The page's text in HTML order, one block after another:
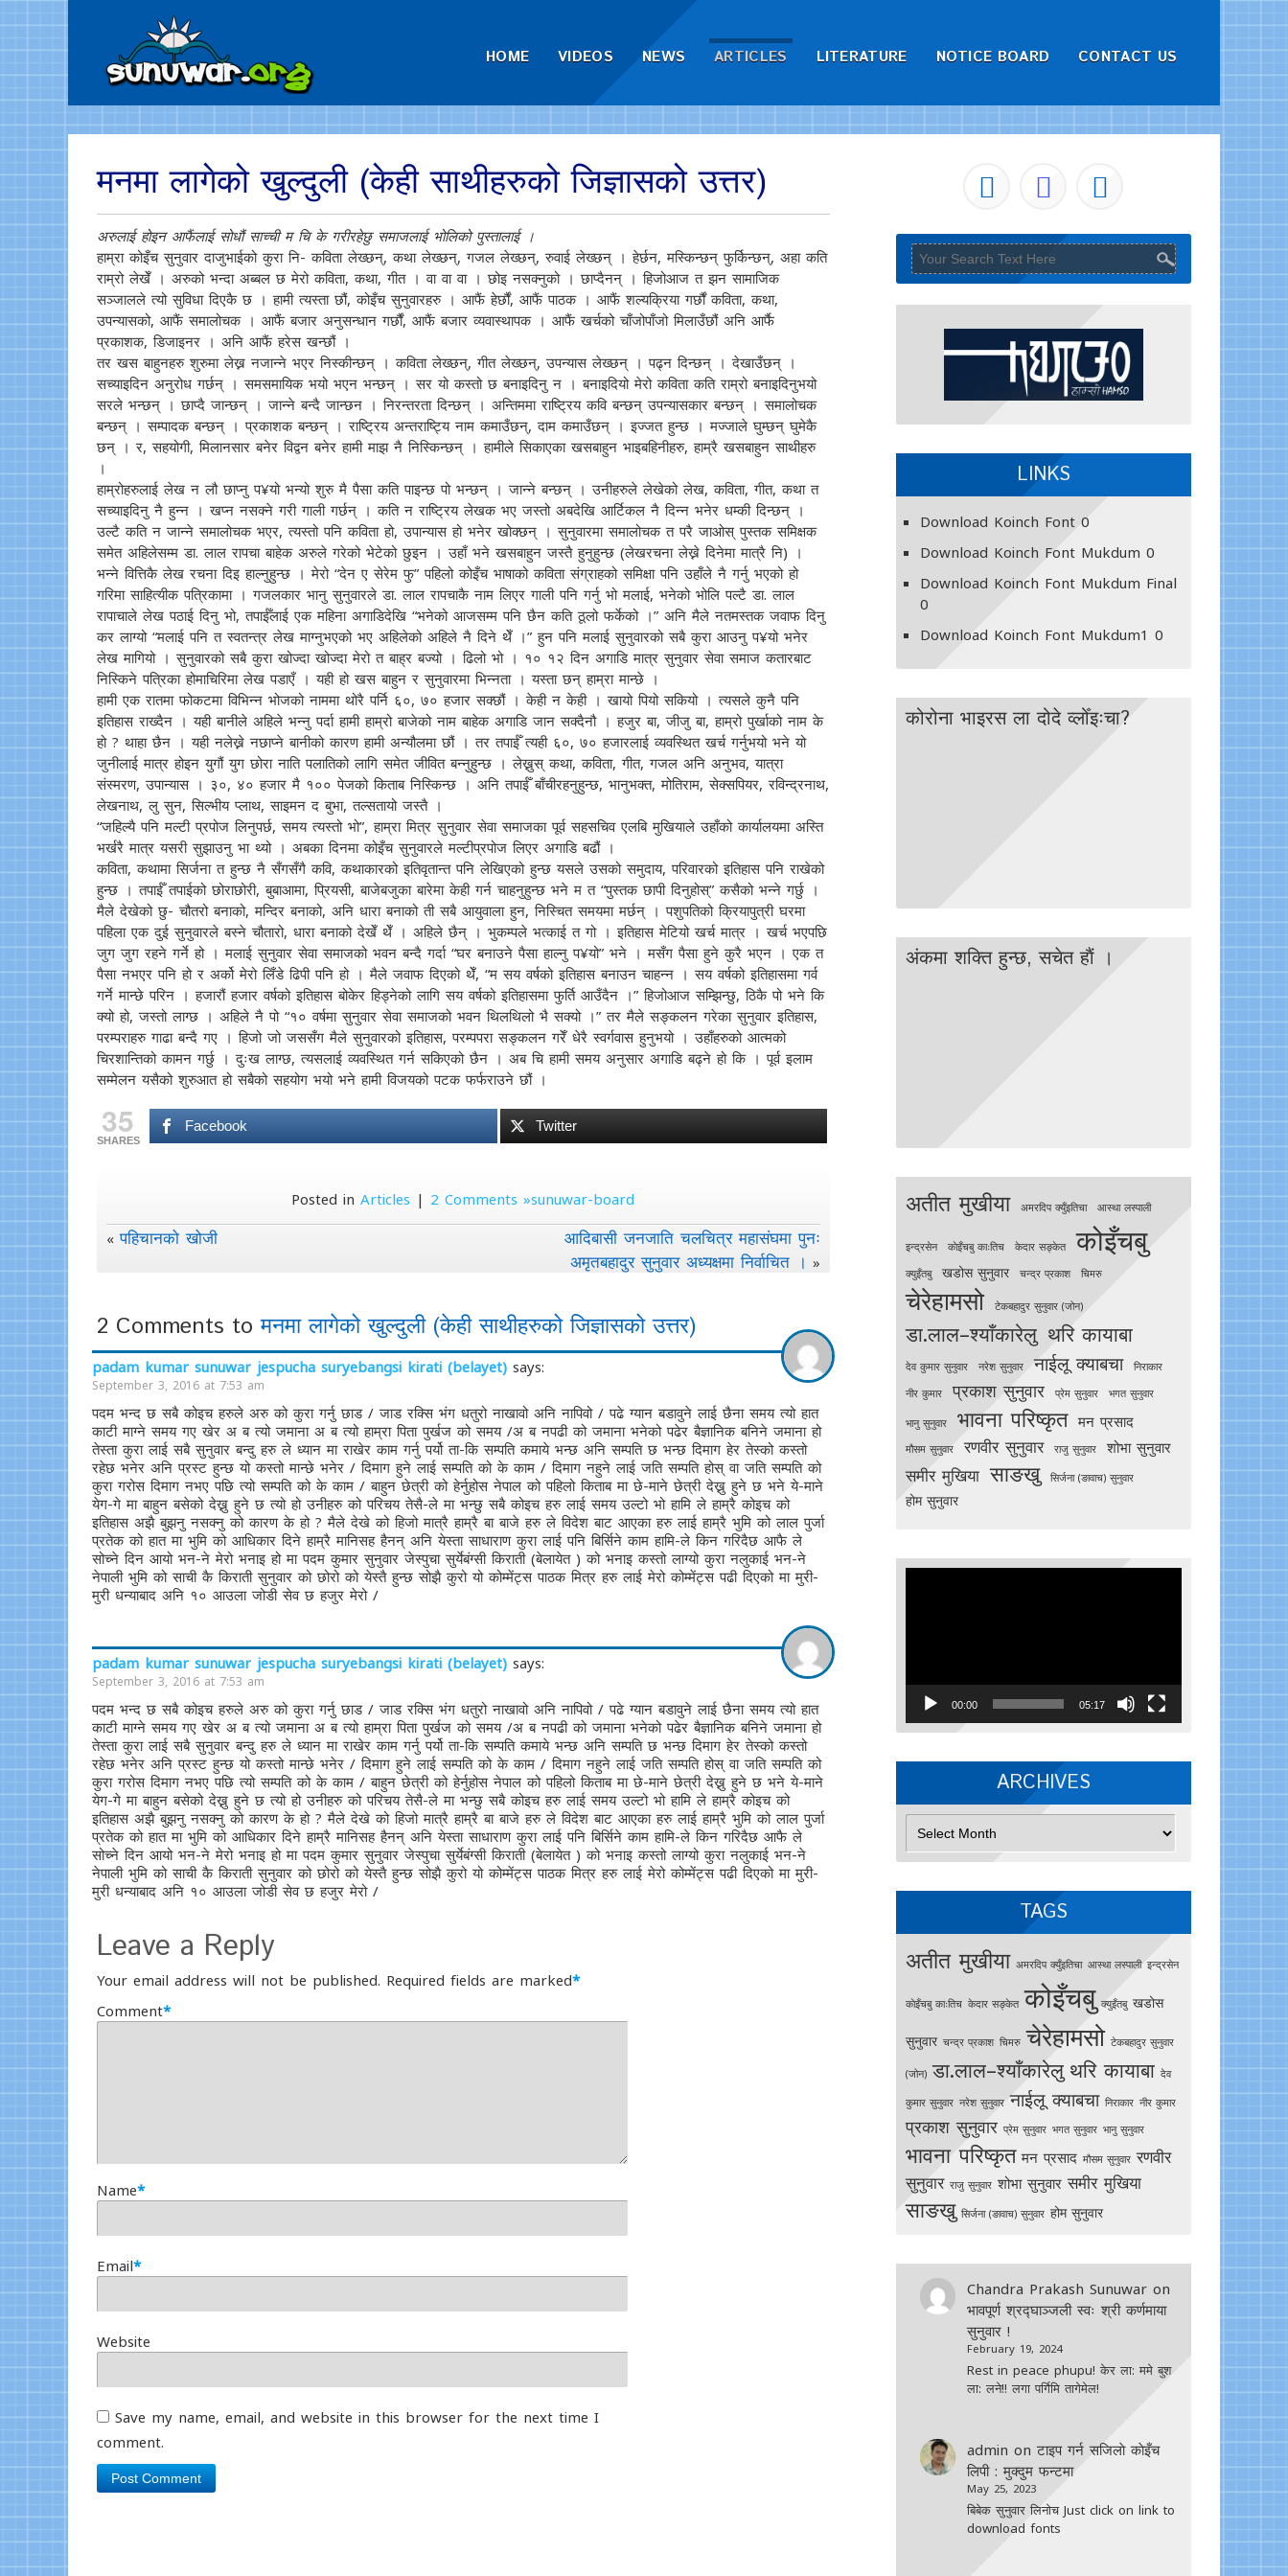
HOME VIDEOS NEWS ARTICLES LITERATURE NOTICE BOARD CONTACT US
मनमा लागेको खुल्दुली (केही साथीहरुको जिज्ञासको उत्तर)
अरुलाई होइन आफैंलाई सोधौं साच्ची म चि के गरीरहेछु समाजलाई भोलिको पुस्तालाई ।
हाम्रा कोइँच सुनुवार दाजुभाईको कुरा नि- कविता लेख्छन्, कथा लेख्छन्, गजल लेख्छन्, रुवाई लेख्छन् । हेर्छन, मस्किन्छन् फुर्किन्छन्, अहा कति
राम्रो लेखेँ । अरुको भन्दा अब्बल छ मेरो कविता, कथा, गीत । वा वा वा । छोइ नसक्नुको । छाप्दैनन् । हिजोआज त झन सामाजिक
सञ्जालले त्यो सुविधा दिएकै छ । हामी त्यस्ता छौं, कोइँच सुनुवारहरु । आफैं हेर्छौं, आफैं पाठक । आफैं शल्यक्रिया गर्छौं कविता, कथा,
उपन्यासको, आफैं समालोचक । आफैं बजार अनुसन्धान गर्छौं, आफैं बजार व्यवास्थापक । आफैं खर्चको चाँजोपाँजो मिलाउँछौं अनि आर्फै
प्रकाशक, डिजाइनर । अनि आफैं हरेस खन्छौं ।
तर खस बाहुनहरु शुरुमा लेख्न नजान्ने भएर निस्कीन्छन् । कविता लेख्छन्, गीत लेख्छन्, उपन्यास लेख्छन् । पढ्न दिन्छन् । देखाउँछन् ।
सच्याइदिन अनुरोध गर्छन् । समसमायिक भयो भएन भन्छन् । सर यो कस्तो छ बनाइदिनु न । बनाइदियो मेरो कविता कति राम्रो बनाइदिनुभयो
सरले भन्छन् । छाप्दै जान्छन् । जान्ने बन्दै जान्छन । निरन्तरता दिन्छन् । अन्तिममा राष्ट्रिय कवि बन्छन् उपन्यासकार बन्छन् । समालोचक
बन्छन् । सम्पादक बन्छन् । प्रकाशक बन्छन् । राष्ट्रिय अन्तराष्ट्यि नाम कमाउँछन्, दाम कमाउँछन् । इज्जत हुन्छ । मज्जाले घुम्छन् घुमेकै
छन् । र, सहयोगी, मिलानसार बनेर विद्वन बनेर हामी माझ नै निस्किन्छन् । हामीले सिकाएका खसबाहुन भाइबहिनीहरु, हाम्रै खसबाहुन साथीहरु
।
हाम्रोहरुलाई लेख न लौ छाप्नु प¥यो भन्यो शुरु मै पैसा कति पाइन्छ पो भन्छन् । जान्ने बन्छन् । उनीहरुले लेखेको लेख, कविता, गीत, कथा त
सच्याइदिनु नै हुन्न । खप्न नसक्ने गरी गाली गर्छन् । कति न राष्ट्रिय लेखक भए जस्तो अबदेखि आर्टिकल नै दिन्न भनेर धम्की दिन्छन् ।
उल्टै कति न जान्ने समालोचक भएर, त्यस्तो पनि कविता हो, उपान्यास हो भनेर खोक्छन् । सुनुवारमा समालोचक त परै जाओस् पुस्तक समिक्षक
समेत अहिलेसम्म डा. लाल रापचा बाहेक अरुले गरेको भेटेको छुइन । उहाँ भने खसबाहुन जस्तै हुनुहुन्छ (लेखरचना लेख्ने दिनेमा मात्रै नि) ।
भन्ने वित्तिकै लेख रचना दिइ हाल्नुहुन्छ । मेरो “देन ए सेरेम फु” पहिलो कोइँच भाषाको कविता संग्राहको समिक्षा पनि उहाँले नै गर्नु भएको हो
गरिमा साहित्यीक पत्रिकामा । गजलकार भानु सुनुवारले डा. लाल रापचाकै नाम लिएर गाली पनि गर्नु भो मलाई, भनेको भोलि पल्टै डा. लाल
रापाचाले लेख पठाई दिनु भो, तपाईँलाई एक महिना अगाडिदेखि “भनेको आजसम्म पनि छैन कति ठूलो फर्केको ।” अनि मैले नतमस्तक जवाफ दिनु
कर लाग्यो “मलाई पनि त स्वतन्त्र लेख माग्नुभएको भए अहिलेको अहिले नै दिने थेँ ।” हुन पनि मलाई सुनुवारको सबै कुरा आउनु प¥यो भनेर
लेख मागियो । सुनुवारको सबै कुरा खोज्दा खोज्दा मेरो त बाह्र बज्यो । ढिलो भो । १० १२ दिन अगाडि मात्र सुनुवार सेवा समाज कतारबाट
निस्किने पत्रिका होमाचिरिमा लेख पडाएँ । यही हो खस बाहुन र सुनुवारमा भिन्नता । यस्ता छन् हाम्रा मान्छे ।
हामी एक रातमा फोकटमा विभिन्न भोजको नाममा थोरै पर्नि ६०, ७० हजार सक्छौं । केही न केही । खायो पियो सकियो । त्यसले कुनै पनि
इतिहास राख्दैन । यही बानीले अहिले भन्नु पर्दा हामी हाम्रो बाजेको नाम बाहेक अगाडि जान सक्दैनौ । हजुर बा, जीजु बा, हाम्रो पुर्खाको नाम के
हो ? थाहा छैन । यही नलेख्ने नछाप्ने बानीको कारण हामी अन्यौलमा छौं । तर तपाईँ त्यही ६०, ७० हजारलाई व्यवस्थित खर्च गर्नुभयो भने यो
जुनीलाई मात्र होइन युगौं युग छोरा नाति पलातिको लागि समेत जीवित बन्नुहुन्छ । लेख्नुस् कथा, कविता, गीत, गजल अनि अनुभव, यात्रा
संस्मरण, उपान्यास । ३०, ४० हजार मै १०० पेजको किताब निस्किन्छ । अनि तपाईँ बाँचीरहनुहुन्छ, भानुभक्त, मोतिराम, सेक्सपियर, रविन्द्रनाथ,
लेखनाथ, लु सुन, सिल्भीय प्लाथ, साइमन द बुभा, तल्सतायो जस्तै ।
“जहिल्यै पनि मल्टी प्रपोज लिनुपर्छ, समय त्यस्तो भो”, हाम्रा मित्र सुनुवार सेवा समाजका पूर्व सहसचिव एलबि मुखियाले उहाँको कार्यालयमा अस्ति
भर्खरै मात्र यसरी सुझाउनु भा थ्यो । अबका दिनमा कोइँच सुनुवारले मल्टीप्रपोज लिएर अगाडि बढौं ।
कविता, कथामा सिर्जना त हुन्छ नै सँगसँगै कवि, कथाकारको इतिवृतान्त पनि लेखिएको हुन्छ यसले उसको समुदाय, परिवारको इतिहास पनि राखेको
हुन्छ । तपाईँ तपाईको छोराछोरी, बुबाआमा, प्रियसी, बाजेबजुका बारेमा केही गर्न चाहनुहुन्छ भने म त “पुस्तक छापी दिनुहोस्” कसैको भन्ने गर्छु ।
मैले देखेको छु- चौतरो बनाको, मन्दिर बनाको, अनि धारा बनाको ती सबै आयुवाला हुन, निस्चित समयमा मर्छन् । पशुपतिको क्रियापुत्री घरमा
पहिला एक दुई सुनुवारले बस्ने चौतारो, धारा बनाको देखेँ थेँ । अहिले छैन् । भुकम्पले भत्काई त गो । इतिहास मेटियो खर्च मात्र । खर्च भएपछि
जुग जुग रहने गर्ने हो । मलाई सुनुवार सेवा समाजको भवन बन्दै गर्दा “घर बनाउने पैसा हाल्नु प¥यो” भने । मसँग पैसा हुने कुरै भएन । एक त
पैसा नभएर पनि हो र अर्को मेरो लिँडे ढिपी पनि हो । मैले जवाफ दिएको थेँ, “म सय वर्षको इतिहास बनाउन चाहन्न । सय वर्षको इतिहासमा गर्व
गर्ने मान्छे परिन । हजारौं हजार वर्षको इतिहास बोकेर हिड्नेको लागि सय वर्षको इतिहासमा फुर्ति आउँदैन ।” हिजोआज सम्झिन्छु, ठिकै पो भने कि
क्यो हो, जस्तो लाग्छ । अहिले नै पो “१० वर्षमा सुनुवार सेवा समाजको भवन थिलथिलो भै सक्यो ।” तर मैले सङ्कलन गरेका सुनुवार इतिहास,
परम्पराहरु गाढा बन्दै गए । हिजो जो जससँग मैले सुनुवारको इतिहास, परम्पपरा सङ्कलन गरेँ धेरै स्वर्गवास हुनुभयो । उहाँहरुको आत्मको
चिरशान्तिको कामन गर्छु । दुःख लाग्छ, त्यसलाई व्यवस्थित गर्न सकिएको छैन । अब चि हामी समय अनुसार अगाडि बढ्ने हो कि । पूर्व इलाम
सम्मेलन यसैको शुरुआत हो सबैको सहयोग भयो भने हामी विजयको पटक फर्फराउने छौं ।
35
SHARES
Facebook Twitter
Posted inArticles | 2 Comments »sunuwar-board
«पहिचानको खोजी
आदिबासी जनजाति चलचित्र महासंघमा पुनः
अमृतबहादुर सुनुवार अध्यक्षमा निर्वाचित । »
2 Comments toमनमा लागेको खुल्दुली (केही साथीहरुको जिज्ञासको उत्तर)
padam kumar sunuwar jespucha suryebangsi kirati (belayet) says:
September 3, 2016 at 7:53 am
पदम भन्द छ सबै कोइच हरुले अरु को कुरा गर्नु छाड / जाड रक्सि भंग धतुरो नाखावो अनि नापिवो / पढे ग्यान बडावुने लाई छैना समय त्यो हात
काटी माग्ने समय गए खेर अ ब त्यो जमाना अ ब त्यो हाम्रा पिता पुर्खज को समय /अ ब नपढी को जमाना भनेको पढेर बैज्ञानिक बनिने जमाना हो
तेस्ता कुरा लाई सबै सुनुवार बन्दु हरु ले ध्यान मा राखेर काम गर्नु पर्यो ता-कि सम्पति कमाये भन्छ अनि सम्पति छ भन्छ दिमाग हेर तेस्को कस्तो
रहेछ भनेर अनि प्रस्ट हुन्छ यो कस्तो मान्छे भनेर / दिमाग हुने लाई सम्पति को के काम / दिमाग नहुने लाई जति सम्पति होस् वा जति सम्पति को
कुरा गरोस दिमाग नभए पछि त्यो सम्पति को के काम / बाहुन छेत्री को हेर्नुहोस नेपाल को पहिलो किताब मा छे-माने छेत्री देख्नु हुने छ भने ये-माने
येग-गे मा बाहुन बसेको देख्नु हुने छ त्यो हो उनीहरु को परिचय तेसै-ले मा भन्छु सबै कोइच हरु लाई समय उल्टो भो हामि ले हाम्रै कोइच को
इतिहास अझै बुझनु नसक्नु को कारण के हो ? मैले देखे को हिजो मात्रै हाम्रै बा बाजे हरु ले विदेश बाट आएका हरु लाई हाम्रै भुमि को लाल पुर्जा
प्रतेक को हात मा भुमि को आधिकार दिने हाम्रै मानिसह हैनन् अनि येस्ता साधाराण कुरा लाई पनि बिर्सिने काम हामि-ले किन गरिदैछ आफै ले
सोच्ने दिन आयो भन-ने मेरो भनाइ हो मा पदम कुमार सुनुवार जेस्पुचा सुर्येबंग्सी किराती (बेलायेत ) को भनाइ कस्तो लाग्यो कुरा नलुकाई भन-ने
नेपाली भुमि को साची कै किराती सुनुवार को छोरो को येस्तै हुन्छ सोझै कुरो यो कोम्मेंट्स पाठक मित्र हरु लाई मेरो कोम्मेंट्स पढी दिएको मा मुरी-
मुरी धन्याबाद अनि १० आउला जोडी सेव छ हजुर मेरो /
padam kumar sunuwar jespucha suryebangsi kirati (belayet) says:
September 3, 2016 at 7:53 am
पदम भन्द छ सबै कोइच हरुले अरु को कुरा गर्नु छाड / जाड रक्सि भंग धतुरो नाखावो अनि नापिवो / पढे ग्यान बडावुने लाई छैना समय त्यो हात
काटी माग्ने समय गए खेर अ ब त्यो जमाना अ ब त्यो हाम्रा पिता पुर्खज को समय /अ ब नपढी को जमाना भनेको पढेर बैज्ञानिक बनिने जमाना हो
तेस्ता कुरा लाई सबै सुनुवार बन्दु हरु ले ध्यान मा राखेर काम गर्नु पर्यो ता-कि सम्पति कमाये भन्छ अनि सम्पति छ भन्छ दिमाग हेर तेस्को कस्तो
रहेछ भनेर अनि प्रस्ट हुन्छ यो कस्तो मान्छे भनेर / दिमाग हुने लाई सम्पति को के काम / दिमाग नहुने लाई जति सम्पति होस् वा जति सम्पति को
कुरा गरोस दिमाग नभए पछि त्यो सम्पति को के काम / बाहुन छेत्री को हेर्नुहोस नेपाल को पहिलो किताब मा छे-माने छेत्री देख्नु हुने छ भने ये-माने
येग-गे मा बाहुन बसेको देख्नु हुने छ त्यो हो उनीहरु को परिचय तेसै-ले मा भन्छु सबै कोइच हरु लाई समय उल्टो भो हामि ले हाम्रै कोइच को
इतिहास अझै बुझनु नसक्नु को कारण के हो ? मैले देखे को हिजो मात्रै हाम्रै बा बाजे हरु ले विदेश बाट आएका हरु लाई हाम्रै भुमि को लाल पुर्जा
प्रतेक को हात मा भुमि को आधिकार दिने हाम्रै मानिसह हैनन् अनि येस्ता साधाराण कुरा लाई पनि बिर्सिने काम हामि-ले किन गरिदैछ आफै ले
सोच्ने दिन आयो भन-ने मेरो भनाइ हो मा पदम कुमार सुनुवार जेस्पुचा सुर्येबंग्सी किराती (बेलायेत ) को भनाइ कस्तो लाग्यो कुरा नलुकाई भन-ने
नेपाली भुमि को साची कै किराती सुनुवार को छोरो को येस्तै हुन्छ सोझै कुरो यो कोम्मेंट्स पाठक मित्र हरु लाई मेरो कोम्मेंट्स पढी दिएको मा मुरी-
मुरी धन्याबाद अनि १० आउला जोडी सेव छ हजुर मेरो /
Leave a Reply
Your email address will not be published. Required fields are marked*
Comment*
Name*
Email*
Website
Save my name, email, and website in this browser for the next time I
comment.
LINKS
Download Koinch Font0
Download Koinch Font Mukdum 0
Download Koinch Font Mukdum Final
0
Download Koinch Font Mukdum1 0
कोरोना भाइरस ला दोदे व्लोँइःचा?
अंकमा शक्ति हुन्छ, सचेत हाैं ।
अतीत मुखीया अमरदिप क्युँइतिचा आस्था लस्पाली
इन्द्रसेन काेइँचबु काःतिच केदार सङ्केत कोइँचबु
क्युइँतबु खडोस सुनुवार चन्द्र प्रकाश चिमरु
चेरेहामसो टेकबहादुर सुनुवार (जोन)
डा.लाल–श्याँकारेलु थरि कायाबा
देव कुमार सुनुवार नरेश सुनुवार नाईलू क्याबचा
निराकार
नीर कुमार
प्रकाश सुनुवार प्रेम सुनुवार भगत सुनुवार
भानु सुनुवार भावना परिष्कृत मन प्रसाद
मौसम सुनुवार रणवीर सुनुवार राजु सुनुवार शोभा सुनुवार
समीर मुखिया साङखु सिर्जना (ङावाच) सुनुवार
होम सुनुवार
00:00 05:17
ARCHIVES
Archives
TAGS
अतीत मुखीया अमरदिप क्युँइतिचा आस्था लस्पाली इन्द्रसेन
काेइँचबु काःतिच केदार सङ्केत कोइँचबु क्युइँतबु खडोस
सुनुवार चन्द्र प्रकाश चिमरु चेरेहामसो टेकबहादुर सुनुवार
(जोन) डा.लाल–श्याँकारेलु थरि कायाबा देव
कुमार सुनुवार नरेश सुनुवार नाईलू क्याबचा निराकार नीर कुमार
प्रकाश सुनुवार प्रेम सुनुवार भगत सुनुवार भानु सुनुवार
भावना परिष्कृत मन प्रसाद मौसम सुनुवार रणवीर
सुनुवार राजु सुनुवार शोभा सुनुवार समीर मुखिया
साङखु सिर्जना (ङावाच) सुनुवार होम सुनुवार
Chandra Prakash Sunuwaron
भावपूर्ण श्रद्घाञ्जली स्वः श्री कर्णमाया
सुनुवार !
February 19, 2024
Rest in peace phupu! केर ला: ममे बुश
ला: लने!! लगा पर्गिमि तागेमेल!
admin onटाइप गर्न सजिलाे काेइँच
लिपी : मुक्दुम फन्टमा
May 25, 2023
बिबेक सुनुवार लिनोच Just click on link to
download fonts